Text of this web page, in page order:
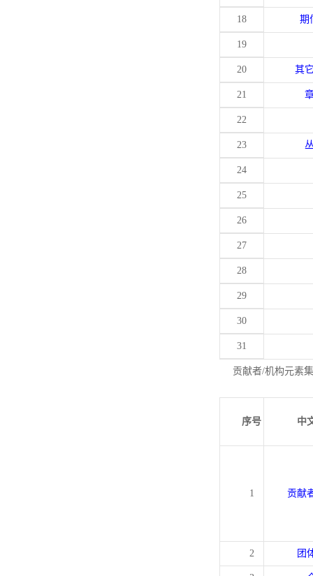
18 期
19
20 其
21
22
23
24
25
26
27
28
29
30
31
贡献者/机构元素
序号 中
1 贡献
2 团